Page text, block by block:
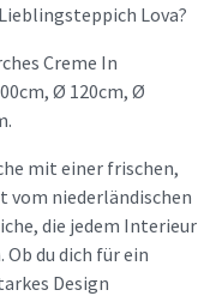
Lova?
Creme In
Ø 120cm, Ø
mit einer frischen,
vom niederländischen
die jedem Interieur
du dich für ein
Design